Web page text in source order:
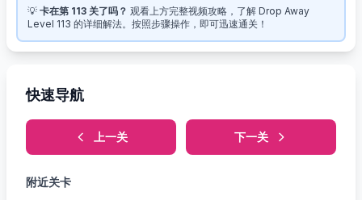
💡 卡在第 113 关了吗？ 观看上方完整视频攻略，了解 Drop Away
Level 113 的详细解法。按照步骤操作，即可迅速通关！
快速导航
上一关 下一关
附近关卡